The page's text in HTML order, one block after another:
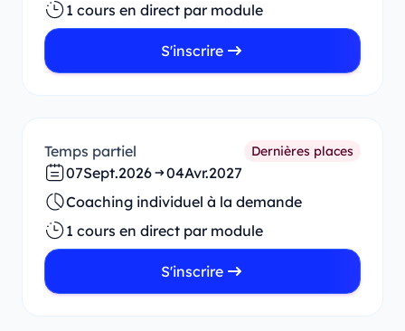
1 cours en direct par module
S'inscrire
Temps partiel Dernières places
07Sept.2026 04Avr.2027
Coaching individuel à la demande
1 cours en direct par module
S'inscrire